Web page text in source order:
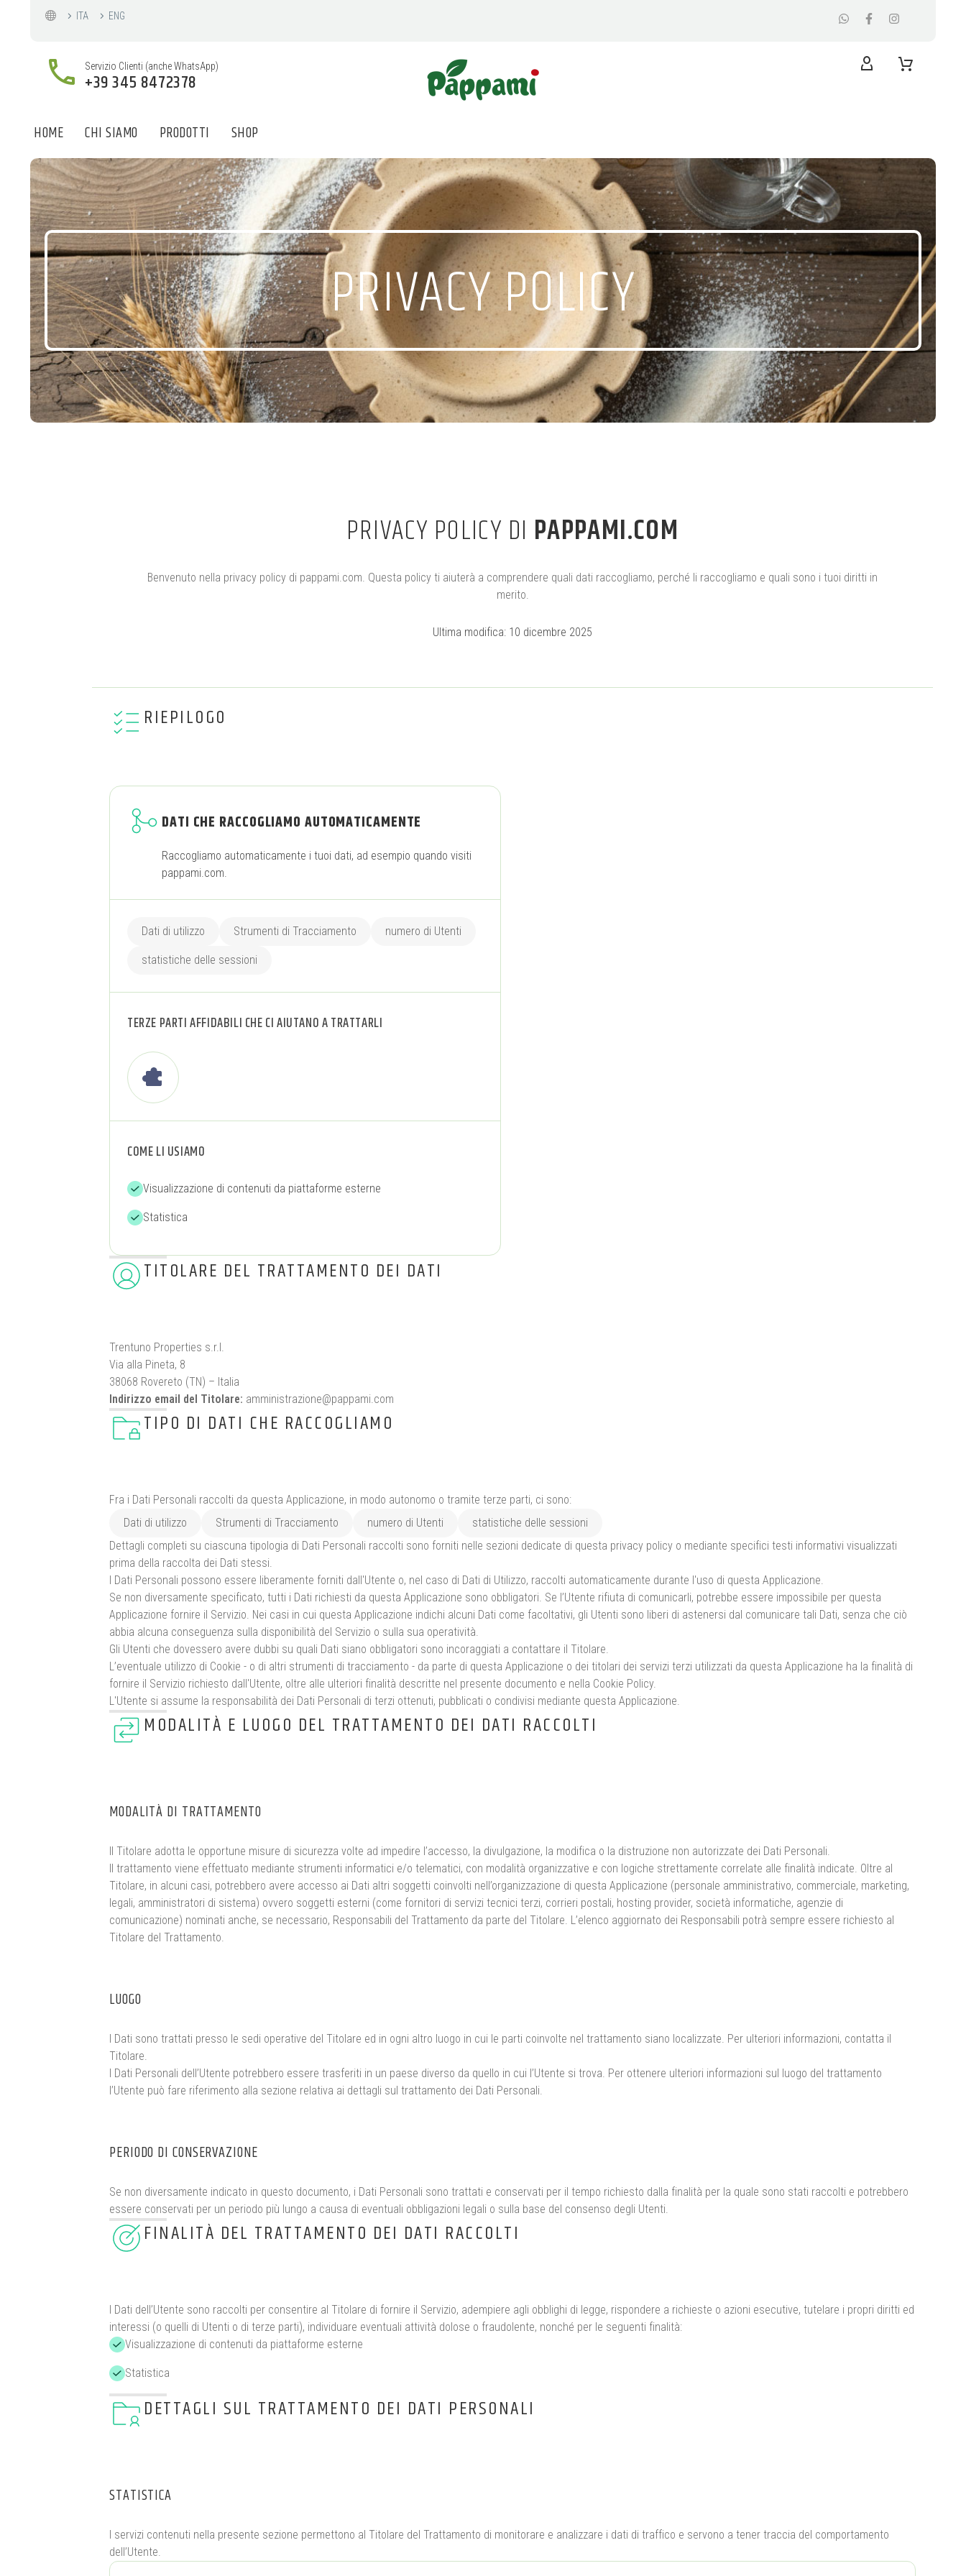
ITA ENG
Servizio Clienti (anche WhatsApp)
+39 345 8472378
HOME CHI SIAMO PRODOTTI SHOP
PRIVACY POLICY
PRIVACY POLICY DI PAPPAMI.COM
Benvenuto nella privacy policy di pappami.com. Questa policy ti aiuterà a comprendere quali dati raccogliamo, perché li raccogliamo e quali sono i tuoi diritti in
merito.
Ultima modifica: 10 dicembre 2025
RIEPILOGO
DATI CHE RACCOGLIAMO AUTOMATICAMENTE
Raccogliamo automaticamente i tuoi dati, ad esempio quando visiti
pappami.com.
Dati di utilizzo Strumenti di Tracciamento numero di Utenti
statistiche delle sessioni
TERZE PARTI AFFIDABILI CHE CI AIUTANO A TRATTARLI
COME LI USIAMO
Visualizzazione di contenuti da piattaforme esterne
Statistica
TITOLARE DEL TRATTAMENTO DEI DATI
Trentuno Properties s.r.l.
Via alla Pineta, 8
38068 Rovereto (TN) – Italia
Indirizzo email del Titolare: amministrazione@pappami.com
TIPO DI DATI CHE RACCOGLIAMO
Fra i Dati Personali raccolti da questa Applicazione, in modo autonomo o tramite terze parti, ci sono:
Dati di utilizzo
Strumenti di Tracciamento numero di Utenti
statistiche delle sessioni
Dettagli completi su ciascuna tipologia di Dati Personali raccolti sono forniti nelle sezioni dedicate di questa privacy policy o mediante specifici testi informativi visualizzati
prima della raccolta dei Dati stessi.
I Dati Personali possono essere liberamente forniti dall'Utente o, nel caso di Dati di Utilizzo, raccolti automaticamente durante l'uso di questa Applicazione.
Se non diversamente specificato, tutti i Dati richiesti da questa Applicazione sono obbligatori. Se l’Utente rifiuta di comunicarli, potrebbe essere impossibile per questa
Applicazione fornire il Servizio. Nei casi in cui questa Applicazione indichi alcuni Dati come facoltativi, gli Utenti sono liberi di astenersi dal comunicare tali Dati, senza che ciò
abbia alcuna conseguenza sulla disponibilità del Servizio o sulla sua operatività.
Gli Utenti che dovessero avere dubbi su quali Dati siano obbligatori sono incoraggiati a contattare il Titolare.
L’eventuale utilizzo di Cookie - o di altri strumenti di tracciamento - da parte di questa Applicazione o dei titolari dei servizi terzi utilizzati da questa Applicazione ha la finalità di
fornire il Servizio richiesto dall'Utente, oltre alle ulteriori finalità descritte nel presente documento e nella Cookie Policy.
L'Utente si assume la responsabilità dei Dati Personali di terzi ottenuti, pubblicati o condivisi mediante questa Applicazione.
MODALITÀ E LUOGO DEL TRATTAMENTO DEI DATI RACCOLTI
MODALITÀ DI TRATTAMENTO
Il Titolare adotta le opportune misure di sicurezza volte ad impedire l’accesso, la divulgazione, la modifica o la distruzione non autorizzate dei Dati Personali.
Il trattamento viene effettuato mediante strumenti informatici e/o telematici, con modalità organizzative e con logiche strettamente correlate alle finalità indicate. Oltre al
Titolare, in alcuni casi, potrebbero avere accesso ai Dati altri soggetti coinvolti nell’organizzazione di questa Applicazione (personale amministrativo, commerciale, marketing,
legali, amministratori di sistema) ovvero soggetti esterni (come fornitori di servizi tecnici terzi, corrieri postali, hosting provider, società informatiche, agenzie di
comunicazione) nominati anche, se necessario, Responsabili del Trattamento da parte del Titolare. L’elenco aggiornato dei Responsabili potrà sempre essere richiesto al
Titolare del Trattamento.
LUOGO
I Dati sono trattati presso le sedi operative del Titolare ed in ogni altro luogo in cui le parti coinvolte nel trattamento siano localizzate. Per ulteriori informazioni, contatta il
Titolare.
I Dati Personali dell’Utente potrebbero essere trasferiti in un paese diverso da quello in cui l’Utente si trova. Per ottenere ulteriori informazioni sul luogo del trattamento
l’Utente può fare riferimento alla sezione relativa ai dettagli sul trattamento dei Dati Personali.
PERIODO DI CONSERVAZIONE
Se non diversamente indicato in questo documento, i Dati Personali sono trattati e conservati per il tempo richiesto dalla finalità per la quale sono stati raccolti e potrebbero
essere conservati per un periodo più lungo a causa di eventuali obbligazioni legali o sulla base del consenso degli Utenti.
FINALITÀ DEL TRATTAMENTO DEI DATI RACCOLTI
I Dati dell’Utente sono raccolti per consentire al Titolare di fornire il Servizio, adempiere agli obblighi di legge, rispondere a richieste o azioni esecutive, tutelare i propri diritti ed
interessi (o quelli di Utenti o di terze parti), individuare eventuali attività dolose o fraudolente, nonché per le seguenti finalità:
Visualizzazione di contenuti da piattaforme esterne
Statistica
DETTAGLI SUL TRATTAMENTO DEI DATI PERSONALI
STATISTICA
I servizi contenuti nella presente sezione permettono al Titolare del Trattamento di monitorare e analizzare i dati di traffico e servono a tener traccia del comportamento
dell’Utente.